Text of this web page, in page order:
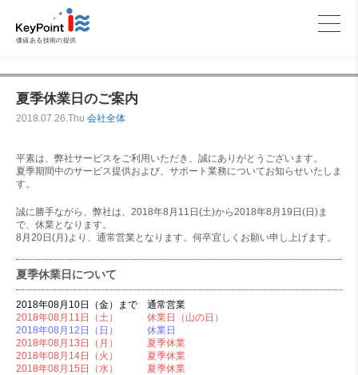
価値ある技術の提供
夏季休業日のご案内
2018.07.26.Thu 会社全体
平素は、弊社サービスをご利用いただき、誠にありがとうございます。
夏季期間中のサービス提供および、サポート業務についてお知らせいたしま
す。
誠に勝手ながら、弊社は、2018年8月11日(土)から2018年8月19日(日)ま
で、休業となります。
8月20日(月)より、通常営業となります。何卒宜しくお願い申し上げます。
夏季休業日について
2018年08月10日（金）まで 通常営業
2018年08月11日（土） 休業日（山の日）
2018年08月12日（日） 休業日
2018年08月13日（月） 夏季休業
2018年08月14日（火） 夏季休業
2018年08月15日（水） 夏季休業